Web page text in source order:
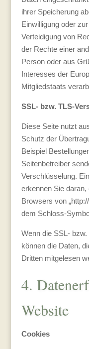
ihrer Speicherung
Einwilligung oder
Verteidigung von
der Rechte einer
Person oder aus
Interesses der
Mitgliedstaats
SSL- bzw. TLS-
Diese Seite nutzt
Schutz der
Beispiel
Seitenbetreiber
Verschlüsselung.
erkennen Sie
Browsers von
dem Schloss-
Wenn die SSL-
können die Daten,
Dritten mitgelesen
4.
Website
Cookies